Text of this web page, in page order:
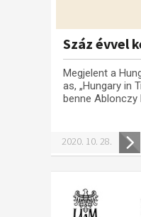
Száz évvel
Megjelent a
as, „Hungary in
benne Ablonczy
2020. 10. 28.